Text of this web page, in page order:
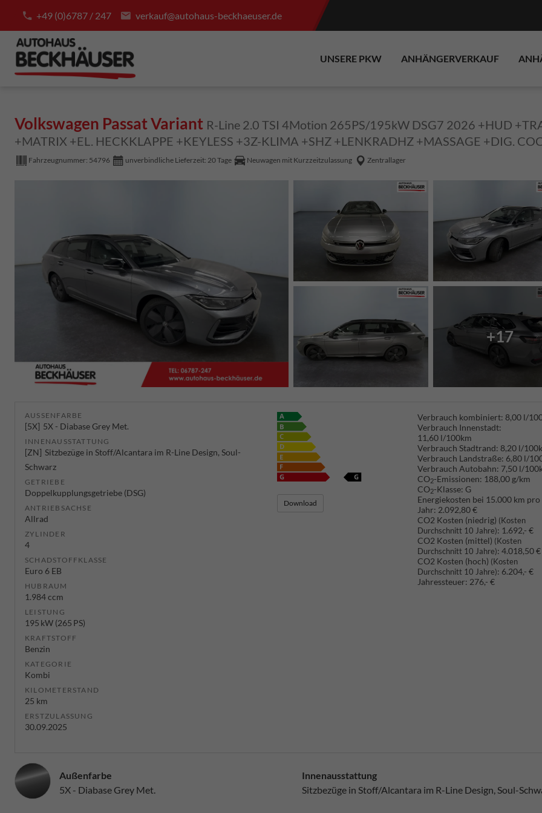
+49 (0)6787 / 247 verkauf@autohaus-beckhaeuser.de
UNSERE PKW ANHÄNGERVERKAUF
Volkswagen Passat Variant R-Line 2.0 TSI 4Motion 265PS/195kW DSG7 2026 +HUD
+MATRIX +EL. HECKKLAPPE +KEYLESS +3Z-KLIMA +SHZ +LENKRADHZ +MASSAGE +DIG.
Fahrzeugnummer: 54796 unverbindliche Lieferzeit: 20 Tage Neuwagen mit Kurzzeitzulassung Zentrallager
+17
AUSSENFARBE
5X 5X - Diabase Grey Met.
INNENAUSSTATTUNG
ZN
Sitzbezüge in Stoff/Alcantara im R-Line Design, Soul-
Schwarz
GETRIEBE
Doppelkupplungsgetriebe (DSG)
ANTRIEBSACHSE
Allrad
ZYLINDER
4
SCHADSTOFFKLASSE
Euro 6 EB
HUBRAUM
1.984 ccm
LEISTUNG
195 kW (265 PS)
KRAFTSTOFF
Benzin
KATEGORIE
Kombi
KILOMETERSTAND
25 km
ERSTZULASSUNG
30.09.2025
Verbrauch kombiniert: 8,00 l/
Verbrauch Innenstadt:
11,60 l/100km
Verbrauch Stadtrand: 8,20 l/
Verbrauch Landstraße: 6,80 l/
Verbrauch Autobahn: 7,50 l/
CO2-Emissionen: 188,00 g/km
CO2-Klasse: G
Download
Energiekosten bei 15.000 km pro
Jahr: 2.092,80 €
CO2 Kosten (niedrig) (Kosten
Durchschnitt 10 Jahre): 1.692,- €
CO2 Kosten (mittel) (Kosten
Durchschnitt 10 Jahre): 4.018,50 €
CO2 Kosten (hoch) (Kosten
Durchschnitt 10 Jahre): 6.204,- €
Jahressteuer: 276,- €
Außenfarbe
5X - Diabase Grey Met.
Innenausstattung
Sitzbezüge in Stoff/Alcantara im R-Line Design, Soul-